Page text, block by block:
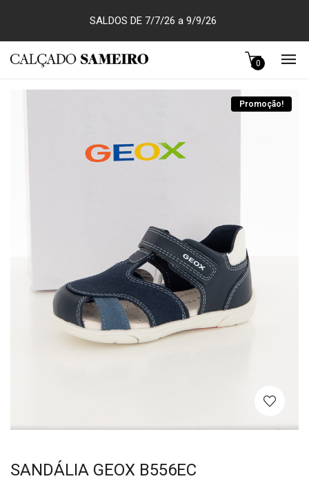
SALDOS DE 7/7/26 a 9/9/26
0
Promoção!
SANDÁLIA GEOX B556EC